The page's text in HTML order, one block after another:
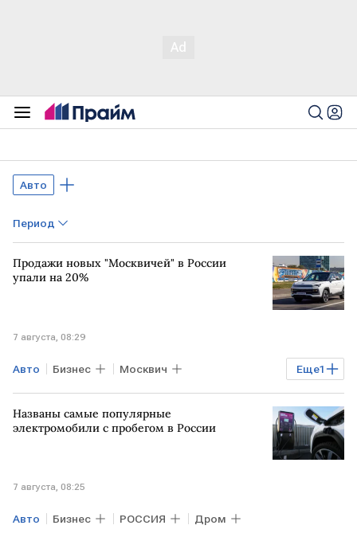
Авто
Период
Продажи новых "Москвичей" в России
упали на 20%
7 августа, 08:29
Еще1
Авто Бизнес Москвич
автомобиль "Москвич"
Названы самые популярные
электромобили с пробегом в России
7 августа, 08:25
Авто Бизнес РОССИЯ Дром